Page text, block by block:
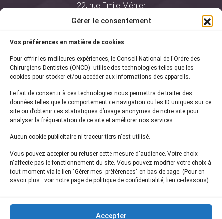
Gérer le consentement
Vos préférences en matière de cookies
Pour offrir les meilleures expériences, le Conseil National de l'Ordre des
Chirurgiens-Dentistes (ONCD) utilise des technologies telles que les
cookies pour stocker et/ou accéder aux informations des appareils.
Le fait de consentir à ces technologies nous permettra de traiter des
données telles que le comportement de navigation ou les ID uniques sur ce
site ou d’obtenir des statistiques d’usage anonymes de notre site pour
analyser la fréquentation de ce site et améliorer nos services.
Aucun cookie publicitaire ni traceur tiers n'est utilisé.
Vous pouvez accepter ou refuser cette mesure d'audience. Votre choix
n'affecte pas le fonctionnement du site. Vous pouvez modifier votre choix à
tout moment via le lien "Gérer mes préférences" en bas de page. (Pour en
savoir plus : voir notre page de politique de confidentialité, lien ci-dessous)
Accepter
22, rue Emile Ménier
75761 Paris Cedex 16
01 44 34 78 80
courrier@oncd.org
Actualités
Presse
Informations légales
Plan du site
Inscrivez-vous à notrenewsletter